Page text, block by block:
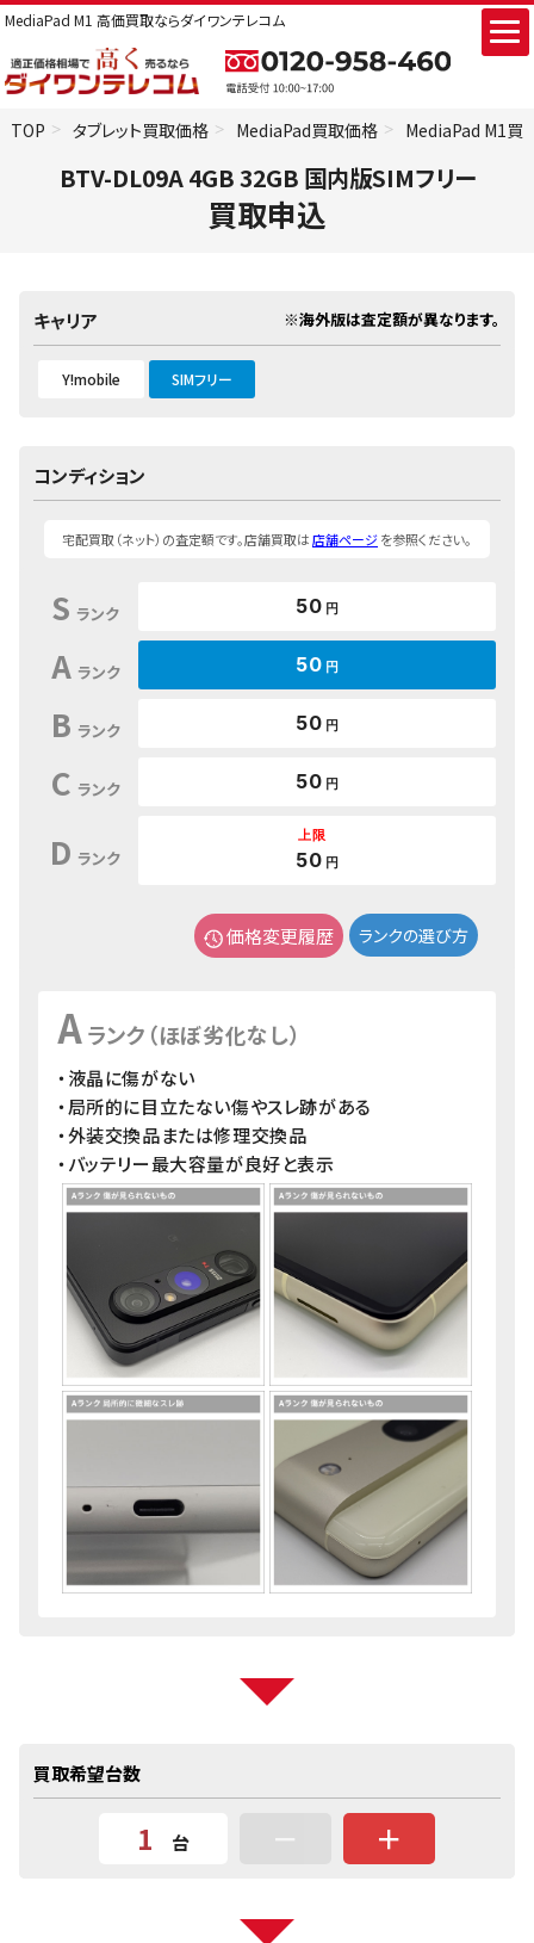
MediaPad M1 高価買取ならダイワンテレコム
TOP タブレット買取価格 MediaPad買取価格 MediaPad M1買
BTV-DL09A 4GB 32GB 国内版SIMフリー
買取申込
キャリア ※海外版は査定額が異なります。
Y!mobile SIMフリー
コンディション
宅配買取（ネット）の査定額です。店舗買取は店舗ページを参照ください。
S ランク 50 円
A ランク 50 円
B ランク 50 円
C ランク 50 円
D ランク
上限
50 円
価格変更履歴 ランクの選び方
Aランク（ほぼ劣化なし）
・液晶に傷がない
・局所的に目立たない傷やスレ跡がある
・外装交換品または修理交換品
・バッテリー最大容量が良好と表示
買取希望台数
台 － ＋